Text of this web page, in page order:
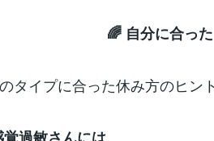
🌈 自分に合っ
タイプに合った休み方のヒン